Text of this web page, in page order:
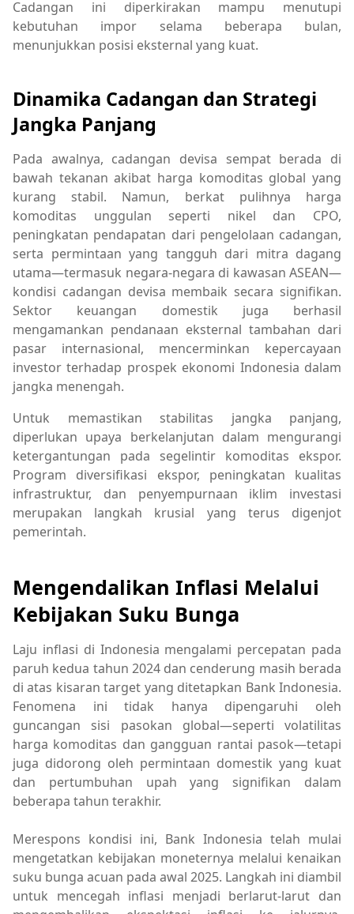
Cadangan ini diperkirakan mampu menutupi
kebutuhan impor selama beberapa bulan,
menunjukkan posisi eksternal yang kuat.
Dinamika Cadangan dan Strategi
Jangka Panjang
Pada awalnya, cadangan devisa sempat berada di
bawah tekanan akibat harga komoditas global yang
kurang stabil. Namun, berkat pulihnya harga
komoditas unggulan seperti nikel dan CPO,
peningkatan pendapatan dari pengelolaan cadangan,
serta permintaan yang tangguh dari mitra dagang
utama—termasuk negara-negara di kawasan ASEAN—
kondisi cadangan devisa membaik secara signifikan.
Sektor keuangan domestik juga berhasil
mengamankan pendanaan eksternal tambahan dari
pasar internasional, mencerminkan kepercayaan
investor terhadap prospek ekonomi Indonesia dalam
jangka menengah.
Untuk memastikan stabilitas jangka panjang,
diperlukan upaya berkelanjutan dalam mengurangi
ketergantungan pada segelintir komoditas ekspor.
Program diversifikasi ekspor, peningkatan kualitas
infrastruktur, dan penyempurnaan iklim investasi
merupakan langkah krusial yang terus digenjot
pemerintah.
Mengendalikan Inflasi Melalui
Kebijakan Suku Bunga
Laju inflasi di Indonesia mengalami percepatan pada
paruh kedua tahun 2024 dan cenderung masih berada
di atas kisaran target yang ditetapkan Bank Indonesia.
Fenomena ini tidak hanya dipengaruhi oleh
guncangan sisi pasokan global—seperti volatilitas
harga komoditas dan gangguan rantai pasok—tetapi
juga didorong oleh permintaan domestik yang kuat
dan pertumbuhan upah yang signifikan dalam
beberapa tahun terakhir.
Merespons kondisi ini, Bank Indonesia telah mulai
mengetatkan kebijakan moneternya melalui kenaikan
suku bunga acuan pada awal 2025. Langkah ini diambil
untuk mencegah inflasi menjadi berlarut-larut dan